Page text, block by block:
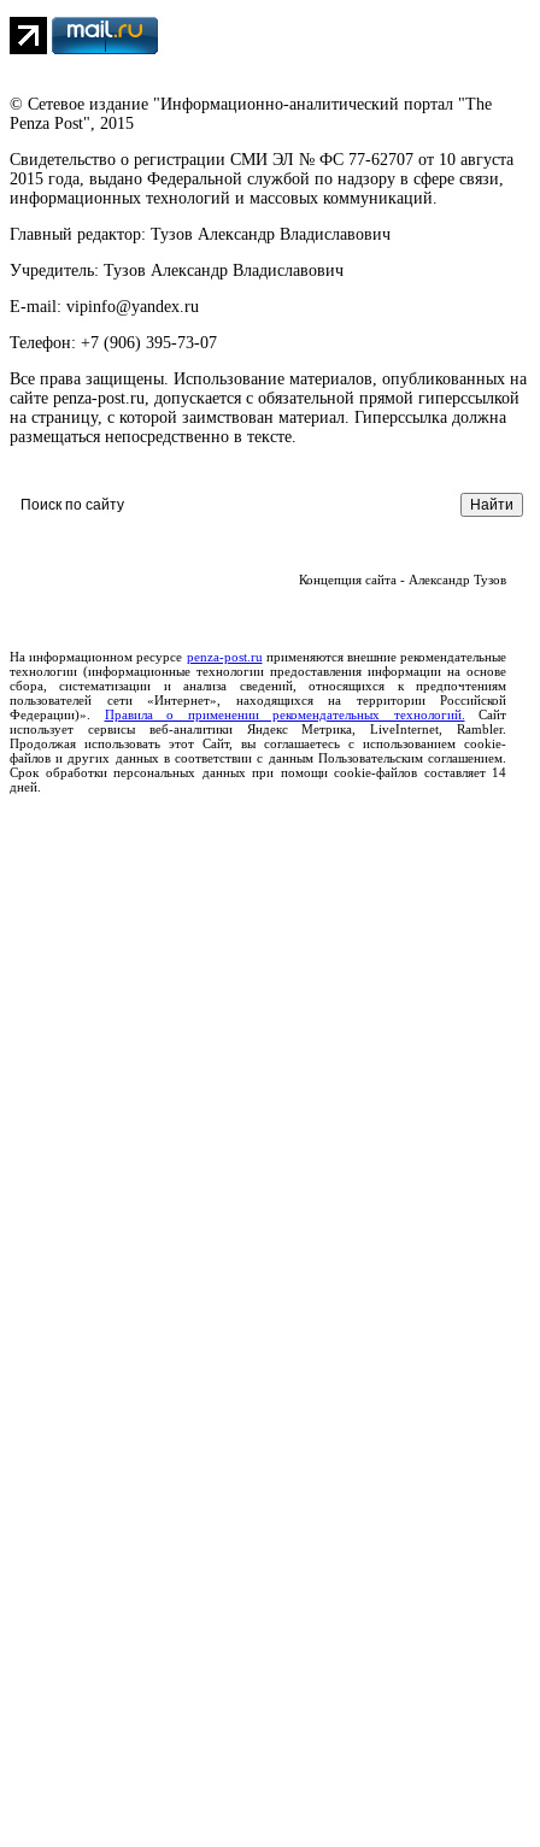
© Сетевое издание "Информационно-аналитический портал "The
Penza Post", 2015
Свидетельство о регистрации СМИ ЭЛ № ФС 77-62707 от 10 августа
2015 года, выдано Федеральной службой по надзору в сфере связи,
информационных технологий и массовых коммуникаций.
Главный редактор: Тузов Александр Владиславович
Учредитель: Тузов Александр Владиславович
E-mail: vipinfo@yandex.ru
Телефон: +7 (906) 395-73-07
Все права защищены. Использование материалов, опубликованных на
сайте penza-post.ru, допускается с обязательной прямой гиперссылкой
на страницу, с которой заимствован материал. Гиперссылка должна
размещаться непосредственно в тексте.
Концепция сайта - Александр Тузов
На информационном ресурсе penza-post.ru применяются внешние рекомендательные
технологии (информационные технологии предоставления информации на основе
сбора, систематизации и анализа сведений, относящихся к предпочтениям
пользователей сети «Интернет», находящихся на территории Российской
Федерации)». Правила о применении рекомендательных технологий.
Сайт
использует сервисы веб-аналитики Яндекс Метрика, LiveInternet, Rambler.
Продолжая использовать этот Сайт, вы соглашаетесь с использованием cookie-
файлов и других данных в соответствии с данным Пользовательским соглашением.
Срок обработки персональных данных при помощи cookie-файлов составляет 14
дней.